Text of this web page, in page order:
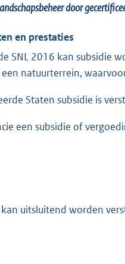
door
en prestaties
SNL 2016 kan subsidie
natuurterrein,
Staten subsidie is
een subsidie of
uitsluitend worden